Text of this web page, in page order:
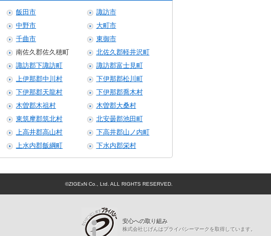
飯田市
諏訪市
中野市
大町市
千曲市
東御市
南佐久郡佐久穂町
北佐久郡軽井沢町
諏訪郡下諏訪町
諏訪郡富士見町
上伊那郡中川村
下伊那郡松川町
下伊那郡天龍村
下伊那郡喬木村
木曽郡木祖村
木曽郡大桑村
東筑摩郡筑北村
北安曇郡池田町
上高井郡高山村
下高井郡山ノ内町
上水内郡飯綱町 下水内郡栄村
©ZIGExN Co., Ltd. ALL RIGHTS RESERVED.
安心への取り組み
株式会社じげんはプライバシーマークを取得しています。